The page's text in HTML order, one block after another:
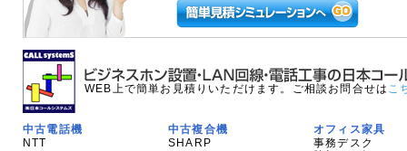
WEB上で簡単お見積りいただけます。ご相談お問合せは こ
中古電話機
NTT
中古複合機
SHARP
オフィス家具
事務デスク